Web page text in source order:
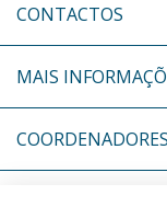
CONTACTOS
MAIS
COORDENADORES